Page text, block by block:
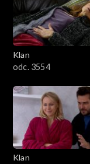
Klan
odc. 3554
Klan